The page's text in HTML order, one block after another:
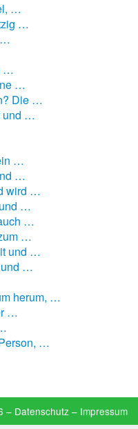
…
…
…
…
…
Die …
und …
…
…
wird …
…
…
…
und …
und …
herum, …
…
…
– Datenschutz – Impressum